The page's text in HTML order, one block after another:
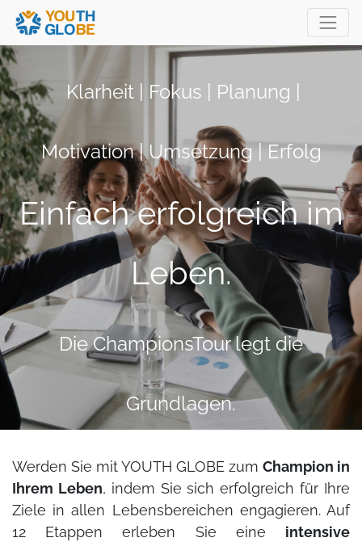
Klarheit | Fokus | Planung |
Motivation | Umsetzung | Erfolg
Einfach erfolgreich im
Leben.
DieChampionsTourlegt die
Grundlagen.
Werden Sie mit YOUTH GLOBE zum Champion in
Ihrem Leben, indem Sie sich erfolgreich für Ihre
Ziele in allen Lebensbereichen engagieren. Auf
12 Etappen erleben Sie eine intensive